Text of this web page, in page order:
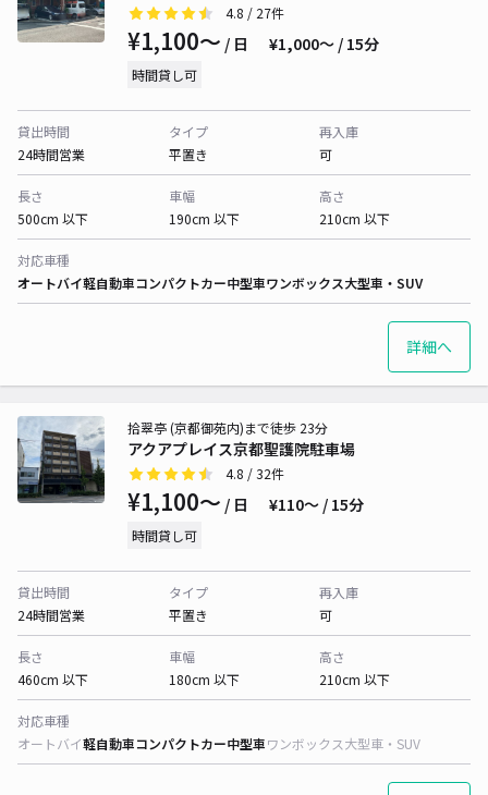
4.8 / 27件
¥1,100〜 / 日 ¥1,000〜 / 15分
時間貸し可
貸出時間
24時間営業
タイプ
平置き
再入庫
可
長さ
500cm 以下
車幅
190cm 以下
高さ
210cm 以下
対応車種
オートバイ軽自動車コンパクトカー中型車ワンボックス大型車・SUV
詳細へ
アクアプレイス京都聖護院駐車場
拾翠亭 (京都御苑内)まで徒歩 23分
4.8 / 32件
¥1,100〜 / 日 ¥110〜 / 15分
時間貸し可
貸出時間
24時間営業
タイプ
平置き
再入庫
可
長さ
460cm 以下
車幅
180cm 以下
高さ
210cm 以下
対応車種
オートバイ軽自動車コンパクトカー中型車ワンボックス大型車・SUV